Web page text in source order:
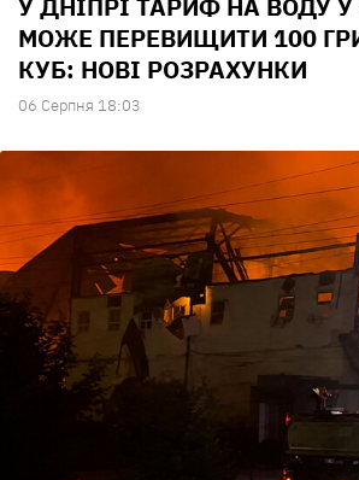
У ДНІПРІ ТАРИФ НА ВОДУ У
МОЖЕ ПЕРЕВИЩИТИ 100
КУБ: НОВІ РОЗРАХУНКИ
06 Серпня 18:03